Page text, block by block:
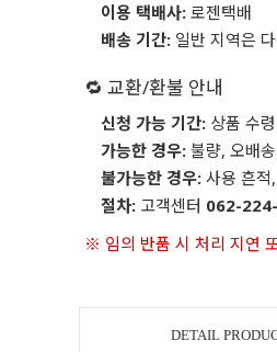
이용 택배사: 로젠택배
배송 기간: 일반 지역은
🔁 교환/환불 안내
신청 가능 기간: 상품 수
가능한 경우: 불량, 오배
불가능한 경우: 사용 흔적
절차: 고객센터 062-
※ 임의 반품 시 처리 지연
DETAIL